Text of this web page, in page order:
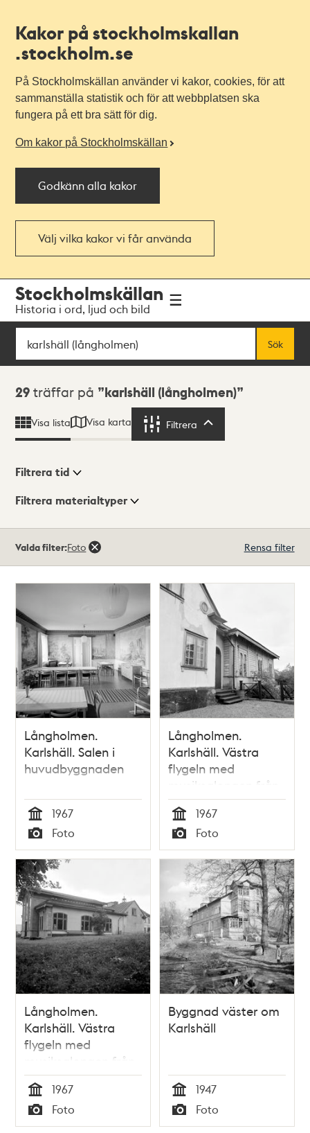
Kakor på stockholmskallan
.stockholm.se
På Stockholmskällan använder vi kakor, cookies, för att
sammanställa statistik och för att webbplatsen ska
fungera på ett bra sätt för dig.
Om kakor på Stockholmskällan
Godkänn alla kakor
Välj vilka kakor vi får använda
navigationen
huvudinnehållet
Stockholmskällan
Historia i ord, ljud och bild
Sök
Sök
Sökresultat
29 träffar på karlshäll (långholmen)
Visa lista Visa karta Filtrera
Visningsläge
Filtrera tid
Filtrera materialtyper
träffar
Valda filter:Foto Rensa filter
Långholmen.
Karlshäll. Salen i
huvudbyggnaden
Tid
1967
Typ
Foto
Långholmen.
Karlshäll. Västra
flygeln med
musiksalongen från
norr
Tid
1967
Typ
Foto
Långholmen.
Karlshäll. Västra
flygeln med
musiksalongen från
söder
Tid
1967
Typ
Foto
Byggnad väster om
Karlshäll
Tid
1947
Typ
Foto